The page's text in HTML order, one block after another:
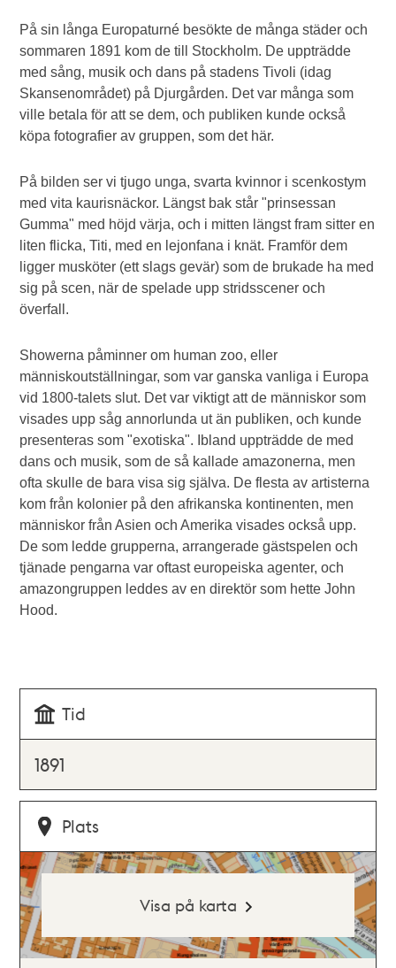
På sin långa Europaturné besökte de många städer och
sommaren 1891 kom de till Stockholm. De uppträdde
med sång, musik och dans på stadens Tivoli (idag
Skansenområdet) på Djurgården. Det var många som
ville betala för att se dem, och publiken kunde också
köpa fotografier av gruppen, som det här.
På bilden ser vi tjugo unga, svarta kvinnor i scenkostym
med vita kaurisnäckor. Längst bak står "prinsessan
Gumma" med höjd värja, och i mitten längst fram sitter en
liten flicka, Titi, med en lejonfana i knät. Framför dem
ligger musköter (ett slags gevär) som de brukade ha med
sig på scen, när de spelade upp stridsscener och
överfall.
Showerna påminner om human zoo, eller
människoutställningar, som var ganska vanliga i Europa
vid 1800-talets slut. Det var viktigt att de människor som
visades upp såg annorlunda ut än publiken, och kunde
presenteras som "exotiska". Ibland uppträdde de med
dans och musik, som de så kallade amazonerna, men
ofta skulle de bara visa sig själva. De flesta av artisterna
kom från kolonier på den afrikanska kontinenten, men
människor från Asien och Amerika visades också upp.
De som ledde grupperna, arrangerade gästspelen och
tjänade pengarna var oftast europeiska agenter, och
amazongruppen leddes av en direktör som hette John
Hood.
Tid
1891
Plats
Visa på karta